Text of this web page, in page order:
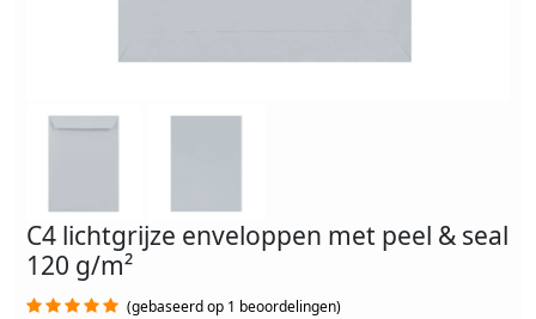
C4 lichtgrijze enveloppen met peel & seal
120 g/m²
(gebaseerd op 1 beoordelingen)